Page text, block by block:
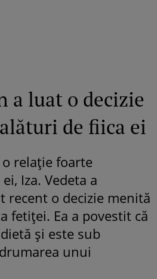
a luat o decizie
de fiica ei
relație foarte
Iza. Vedeta a
recent o decizie menită
fetiței. Ea a povestit că
și este sub
unui